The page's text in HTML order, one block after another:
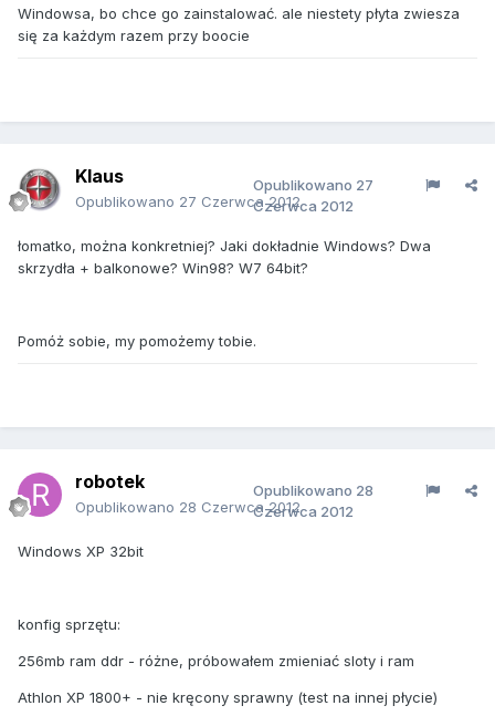
Windowsa, bo chce go zainstalować. ale niestety płyta zwiesza
się za każdym razem przy boocie
Klaus
Opublikowano 27 Czerwca 2012
Opublikowano 27
Czerwca 2012
łomatko, można konkretniej? Jaki dokładnie Windows? Dwa
skrzydła + balkonowe? Win98? W7 64bit?
Pomóż sobie, my pomożemy tobie.
robotek
Opublikowano 28 Czerwca 2012
Opublikowano 28
Czerwca 2012
Windows XP 32bit
konfig sprzętu:
256mb ram ddr - różne, próbowałem zmieniać sloty i ram
Athlon XP 1800+ - nie kręcony sprawny (test na innej płycie)